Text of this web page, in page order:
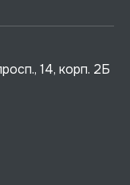
14, корп. 2Б